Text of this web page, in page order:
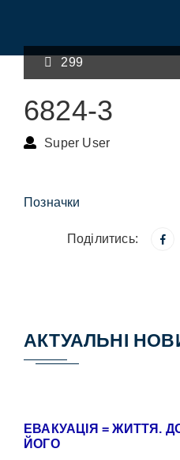
299
6824-3
Super User
Позначки
Поділитись:
АКТУАЛЬНІ
ЕВАКУАЦІЯ = ЖИТТЯ.
ЙОГО